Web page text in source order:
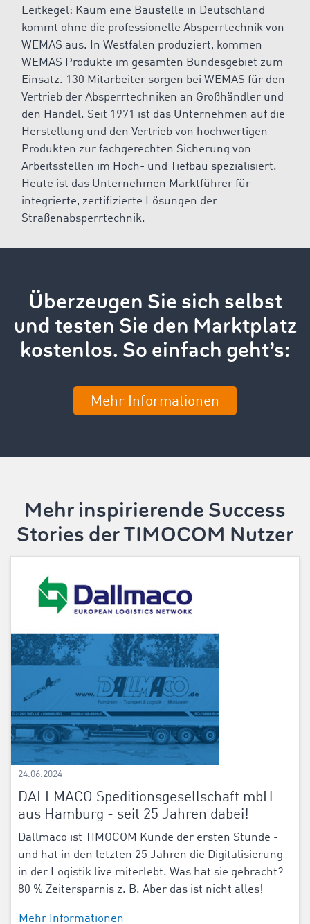
Leitkegel: Kaum eine Baustelle in Deutschland
kommt ohne die professionelle Absperrtechnik von
WEMAS aus. In Westfalen produziert, kommen
WEMAS Produkte im gesamten Bundesgebiet zum
Einsatz. 130 Mitarbeiter sorgen bei WEMAS für den
Vertrieb der Absperrtechniken an Großhändler und
den Handel. Seit 1971 ist das Unternehmen auf die
Herstellung und den Vertrieb von hochwertigen
Produkten zur fachgerechten Sicherung von
Arbeitsstellen im Hoch- und Tiefbau spezialisiert.
Heute ist das Unternehmen Marktführer für
integrierte, zertifizierte Lösungen der
Straßenabsperrtechnik.
Überzeugen Sie sich selbst
und testen Sie den Marktplatz
kostenlos. So einfach geht’s:
Mehr Informationen
Mehr inspirierende Success
Stories der TIMOCOM Nutzer
24.06.2024
DALLMACO Speditionsgesellschaft mbH
aus Hamburg - seit 25 Jahren dabei!
Dallmaco ist TIMOCOM Kunde der ersten Stunde -
und hat in den letzten 25 Jahren die Digitalisierung
in der Logistik live miterlebt. Was hat sie gebracht?
80 % Zeitersparnis z. B. Aber das ist nicht alles!
Mehr Informationen